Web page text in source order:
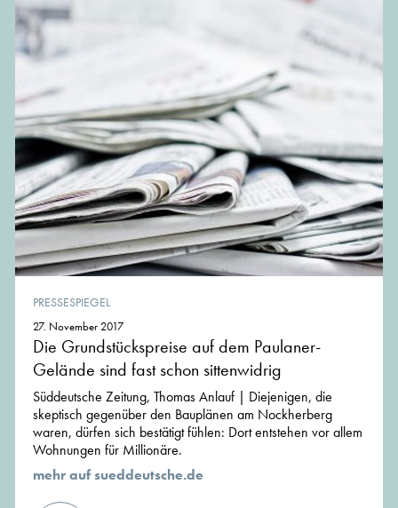
PRESSESPIEGEL
27. November 2017
Die Grundstückspreise auf dem Paulaner-
Gelände sind fast schon sittenwidrig
Süddeutsche Zeitung, Thomas Anlauf | Diejenigen, die
skeptisch gegenüber den Bauplänen am Nockherberg
waren, dürfen sich bestätigt fühlen: Dort entstehen vor allem
Wohnungen für Millionäre.
mehr auf sueddeutsche.de